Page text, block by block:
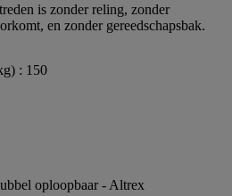
is zonder reling, zonder
en zonder gereedschapsbak.
: 150
oploopbaar - Altrex